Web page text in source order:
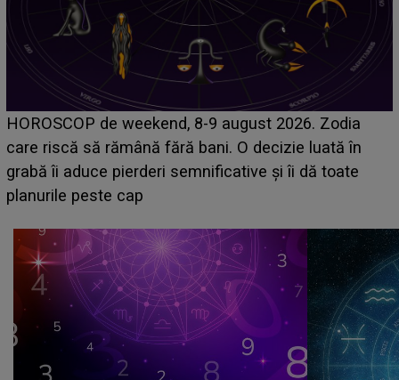
Emanuel a ținut ACEST DETALIU ASCUNS până
acum! În fața Alexandrei, concurentul din Casa Iubirii
face o MĂRTURISIRE NEAȘTEPTATĂ despre mama
sa: "I-am spus și ei în față, eu nu te iubesc pentru